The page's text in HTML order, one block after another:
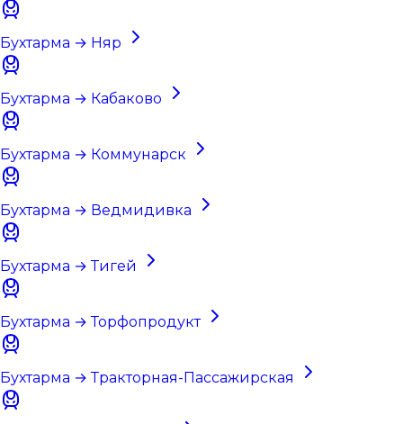
Бухтарма → Няр
Бухтарма → Кабаково
Бухтарма → Коммунарск
Бухтарма → Ведмидивка
Бухтарма → Тигей
Бухтарма → Торфопродукт
Бухтарма → Тракторная-Пассажирская